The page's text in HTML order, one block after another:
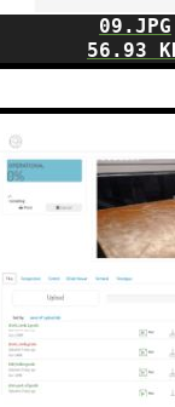
09.JPG
56.93